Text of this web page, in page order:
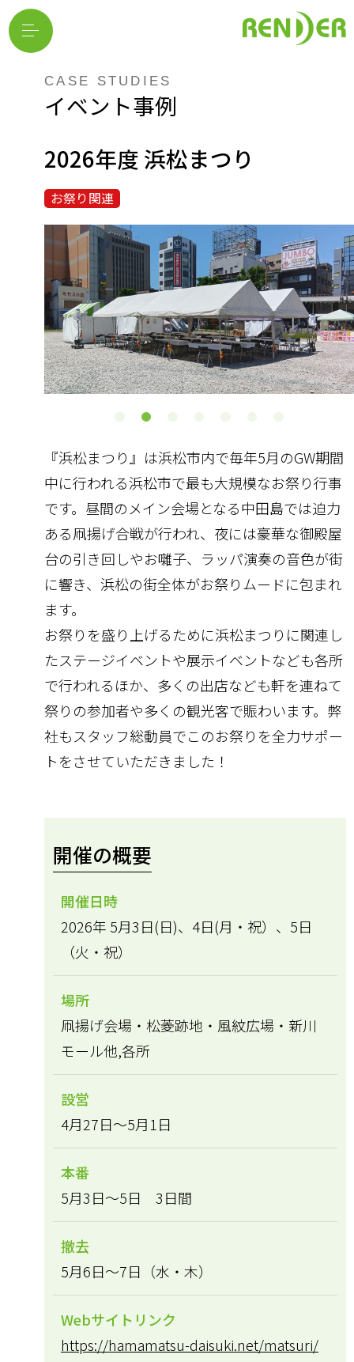
CASE STUDIES
イベント事例
2026年度 浜松まつり
お祭り関連
『浜松まつり』は浜松市内で毎年5月のGW期間
中に行われる浜松市で最も大規模なお祭り行事
です。昼間のメイン会場となる中田島では迫力
ある凧揚げ合戦が行われ、夜には豪華な御殿屋
台の引き回しやお囃子、ラッパ演奏の音色が街
に響き、浜松の街全体がお祭りムードに包まれ
ます。
お祭りを盛り上げるために浜松まつりに関連し
たステージイベントや展示イベントなども各所
で行われるほか、多くの出店なども軒を連ねて
祭りの参加者や多くの観光客で賑わいます。弊
社もスタッフ総動員でこのお祭りを全力サポー
トをさせていただきました！
開催の概要
開催日時
2026年 5月3日(日)、4日(月・祝）、5日
（火・祝）
場所
凧揚げ会場・松菱跡地・風紋広場・新川
モール他,各所
設営
4月27日～5月1日
本番
5月3日～5日 3日間
撤去
5月6日～7日（水・木）
Webサイトリンク
https://hamamatsu-daisuki.net/matsuri/